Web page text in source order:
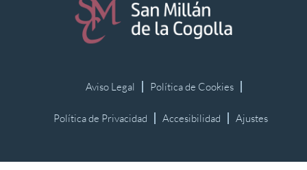
Aviso Legal Política de Cookies
Política de Privacidad Accesibilidad Ajustes